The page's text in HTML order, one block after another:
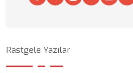
Rastgele Yazılar